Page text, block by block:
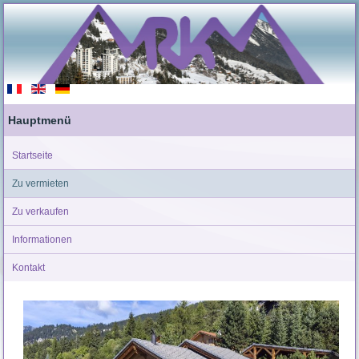
Hauptmenü
Startseite
Zu vermieten
Zu verkaufen
Informationen
Kontakt